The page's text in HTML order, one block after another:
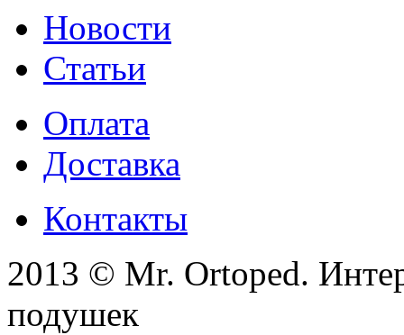
Новости
Статьи
Оплата
Доставка
Контакты
2013 © Mr. Ortoped.
подушек